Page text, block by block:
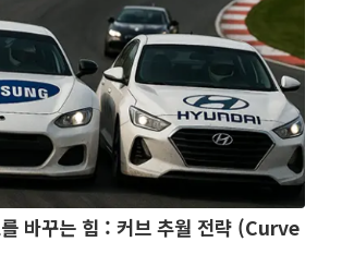
바꾸는 힘 : 커브 추월 전략 (Curve